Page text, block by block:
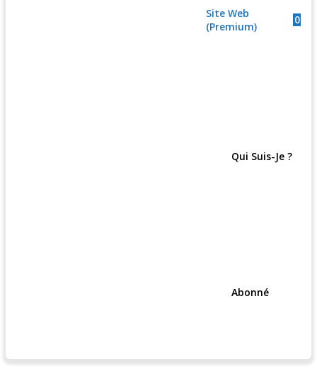
Site Web
(Premium)
0
Qui Suis-Je ?
Abonné